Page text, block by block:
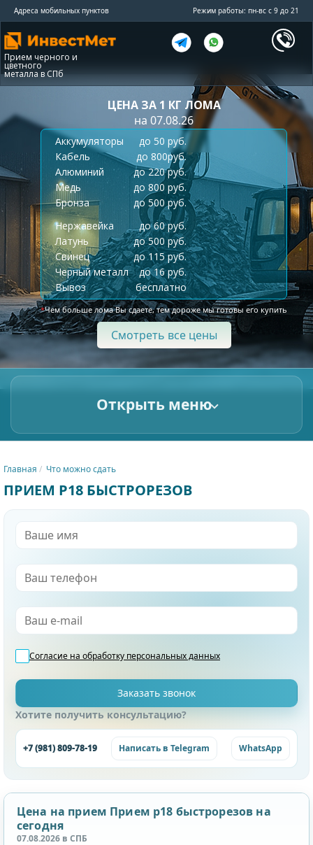
Адреса мобильных пунктов Режим работы: пн-вс с 9 до 21
Прием черного и
цветного
металла в СПб
ЦЕНА ЗА 1 КГ ЛОМА
на 07.08.26
Аккумуляторы
до 50 руб.
Кабель
до 800руб.
Алюминий
до 220 руб.
Медь
до 800 руб.
Бронза
до 500 руб.
Нержавейка
до 60 руб.
Латунь
до 500 руб.
Свинец
до 115 руб.
Черный металл
до 16 руб.
Вывоз
бесплатно
*Чем больше лома Вы сдаете, тем дороже мы готовы его купить
Смотреть все цены
Открыть меню
Главная Что можно сдать
ПРИЕМ Р18 БЫСТРОРЕЗОВ
Согласие на обработку персональных данных
Хотите получить консультацию?
+7 (981) 809-78-19 Написать в Telegram WhatsApp
Цена на прием Прием р18 быстрорезов на
сегодня
07.08.2026 в СПБ